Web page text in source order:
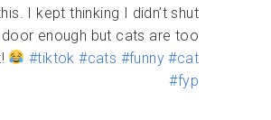
I kept thinking I didn’t shut
enough but cats are too
#tiktok #cats #funny #cat
#fyp